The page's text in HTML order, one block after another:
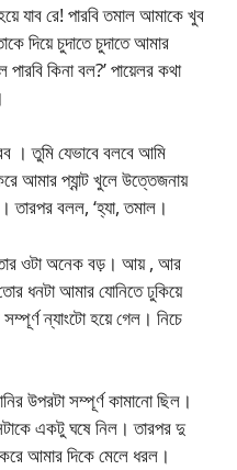
যাব রে! পারবি তমাল আমাকে খুব
দিয়ে চুদাতে চুদাতে আমার
কিনা বল?’ পায়েলর কথা
। তুমি যেভাবে বলবে আমি
আমার প্যান্ট খুলে উত্তেজনায়
তারপর বলল, ‘হ্যা, তমাল।
তোর ওটা অনেক বড়। আয় , আর
ধনটা আমার যোনিতে ঢুকিয়ে
ন্যাংটো হয়ে গেল। নিচে
উপরটা সম্পূর্ণ কামানো ছিল।
একটু ঘষে নিল। তারপর দু
আমার দিকে মেলে ধরল।